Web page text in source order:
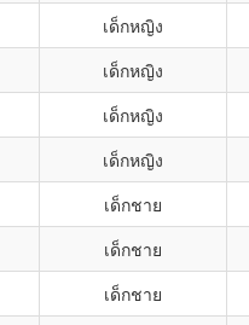
เด็กหญิง
เด็กหญิง
เด็กหญิง
เด็กหญิง
เด็กชาย
เด็กชาย
เด็กชาย